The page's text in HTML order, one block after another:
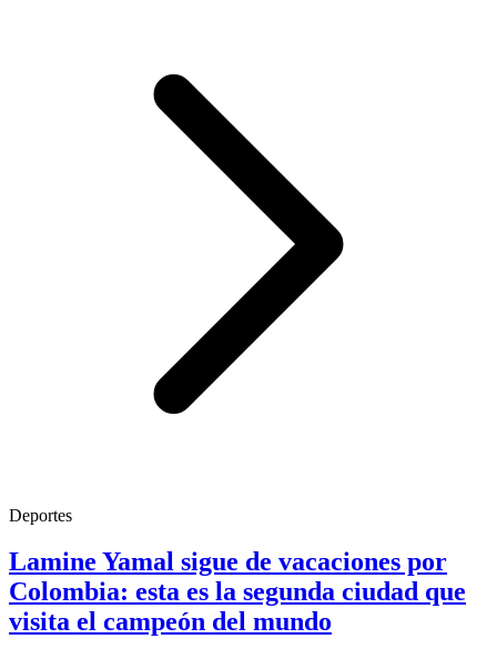
Deportes
Lamine Yamal sigue de vacaciones por
Colombia: esta es la segunda ciudad que
visita el campeón del mundo